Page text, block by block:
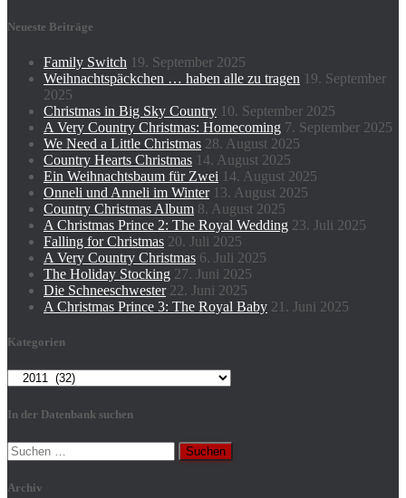
Neueste Beiträge
Family Switch 19. September 2025
Weihnachtspäckchen … haben alle zu tragen 19. September
2025
Christmas in Big Sky Country 10. September 2025
A Very Country Christmas: Homecoming 7. September 2025
We Need a Little Christmas 28. August 2025
Country Hearts Christmas 14. August 2025
Ein Weihnachtsbaum für Zwei 14. August 2025
Onneli und Anneli im Winter 13. August 2025
Country Christmas Album 8. August 2025
A Christmas Prince 2: The Royal Wedding 23. Juli 2025
Falling for Christmas 20. Juli 2025
A Very Country Christmas 6. Juli 2025
The Holiday Stocking 27. Juni 2025
Die Schneeschwester 22. Juni 2025
A Christmas Prince 3: The Royal Baby 21. Juni 2025
Kategorien
Kategorien
In der Datenbank suchen
Suchen
nach:
Archiv